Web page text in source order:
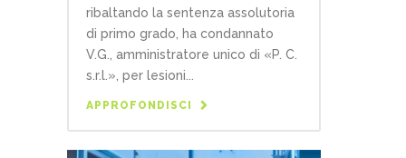
ribaltando la sentenza assolutoria
di primo grado, ha condannato
V.G., amministratore unico di «P. C.
s.r.l.», per lesioni...
APPROFONDISCI